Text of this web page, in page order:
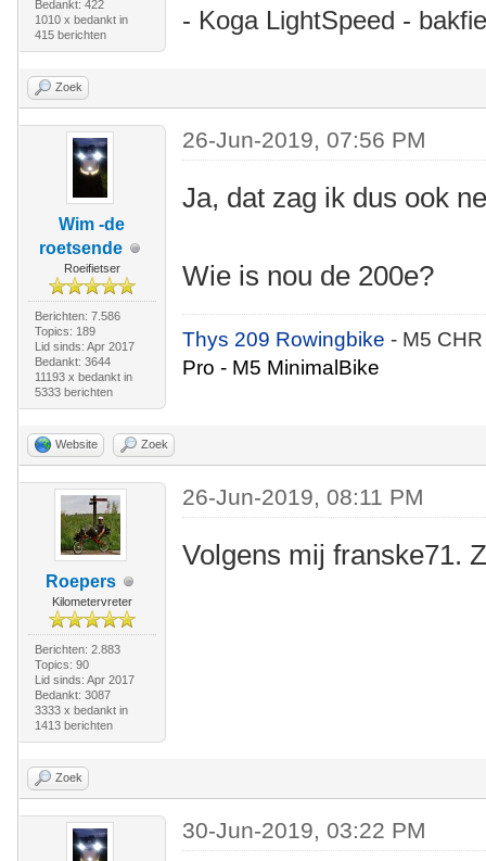
Bedankt: 422
1010 x bedankt in
415 berichten
- Koga LightSpeed -
Zoek
Wim -de
roetsende
Roeifietser
Berichten: 7.586
Topics: 189
Lid sinds: Apr 2017
Bedankt: 3644
11193 x bedankt in
5333 berichten
26-Jun-2019, 07:56 PM
Ja, dat zag ik dus ook
Wie is nou de 200e?
Thys 209 Rowingbike- M5
Pro - M5 MinimalBike
Website Zoek
Roepers
Kilometervreter
Berichten: 2.883
Topics: 90
Lid sinds: Apr 2017
Bedankt: 3087
3333 x bedankt in
1413 berichten
26-Jun-2019, 08:11 PM
Volgens mij franske71.
Zoek
30-Jun-2019, 03:22 PM